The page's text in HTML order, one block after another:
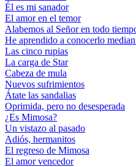
Él es mi sanador
El amor en el temor
Alabemos al Señor en todo
He aprendido a conocerlo
Las cinco rupias
La carga de Star
Cabeza de mula
Nuevos sufrimientos
Átate las sandalias
Oprimida, pero no desesperada
¿Es Mimosa?
Un vistazo al pasado
Adiós, hermanitos
El regreso de Mimosa
El amor vencedor